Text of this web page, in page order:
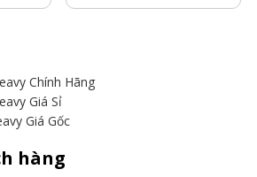
Chính Hãng
Giá Sỉ
Giá Gốc
hàng